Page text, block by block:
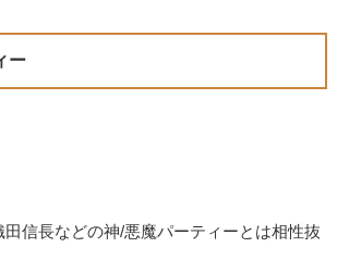
ー
信長などの神/悪魔パーティーとは相性抜